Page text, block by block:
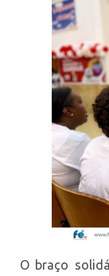
O braço